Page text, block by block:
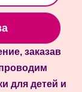
заказав
для детей и